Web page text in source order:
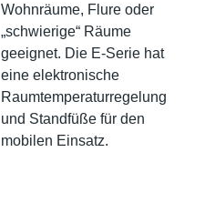
Wohnräume, Flure oder
„schwierige“ Räume
geeignet. Die E-Serie hat
eine elektronische
Raumtemperaturregelung
und Standfüße für den
mobilen Einsatz.